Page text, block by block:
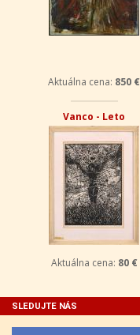
Aktuálna cena: 850 €
Vanco - Leto
Aktuálna cena: 80 €
SLEDUJTE NÁS